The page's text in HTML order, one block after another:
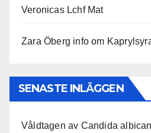
Veronicas Lchf Mat
Zara Öberg info om
SENASTE INLÄGGEN
Våldtagen av Candida